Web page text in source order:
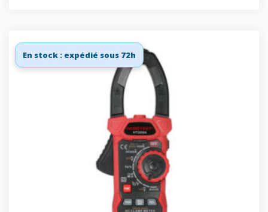
En stock : expédié sous 72h